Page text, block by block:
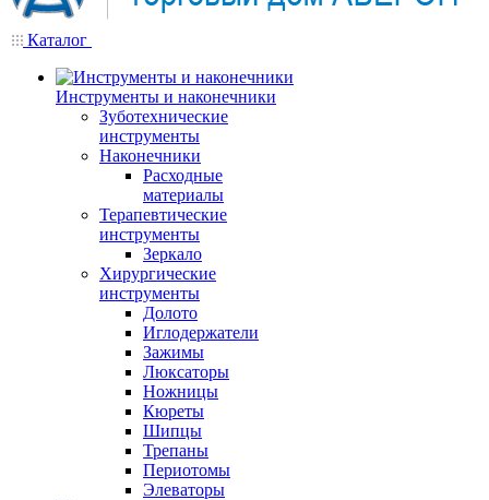
Каталог
Инструменты и наконечники
Зуботехнические
инструменты
Наконечники
Расходные
материалы
Терапевтические
инструменты
Зеркало
Хирургические
инструменты
Долото
Иглодержатели
Зажимы
Люксаторы
Ножницы
Кюреты
Шипцы
Трепаны
Периотомы
Элеваторы